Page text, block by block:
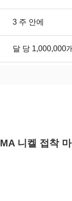
3 주 안에
달 당 1,000,000
니켈 접착